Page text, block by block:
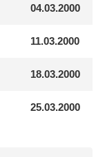
04.03.2000
11.03.2000
18.03.2000
25.03.2000